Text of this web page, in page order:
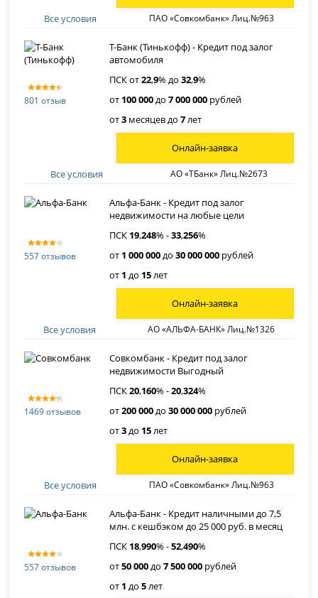
Все условия ПАО «Совкомбанк» Лиц.№963
801 отзыв
Т-Банк (Тинькофф) - Кредит под залог
автомобиля
ПСК от22,9% до32,9%
от 100 000до7 000 000 рублей
от3 месяцев до7лет
Все условия АО «ТБанк» Лиц.№2673
Онлайн-заявка
557 отзывов
Альфа-Банк - Кредит под залог
недвижимости на любые цели
ПСК 19,248% -33,256%
от 1 000 000до30 000 000 рублей
от 1 до 15лет
Все условия АО «АЛЬФА-БАНК» Лиц.№1326
Онлайн-заявка
1469 отзывов
Совкомбанк - Кредит под залог
недвижимости Выгодный
ПСК20,160% -20,324%
от200 000до30 000 000 рублей
от3до 15лет
Все условия ПАО «Совкомбанк» Лиц.№963
Онлайн-заявка
557 отзывов
Альфа-Банк - Кредит наличными до 7,5
млн. с кешбэком до 25 000 руб. в месяц
ПСК 18,990% -52,490%
от50 000до7 500 000 рублей
от 1 до5лет